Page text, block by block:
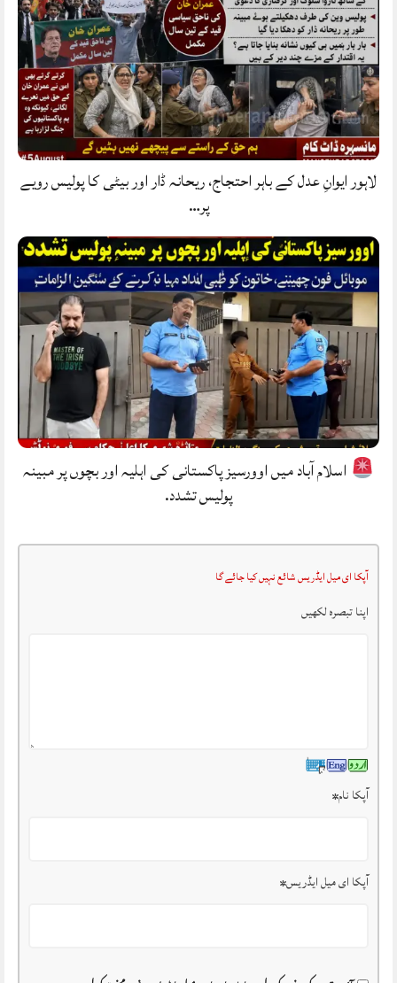
لاہور ایوانِ عدل کے باہر احتجاج، ریحانہ ڈار اور بیٹی کا پولیس رویے
پر…
اسلام آباد میں اوورسیز پاکستانی کی اہلیہ اور بچوں پر مبینہ
پولیس تشدد.
آپکا ای میل ایڈریس شائع نہیں کیا جائے گا
اپنا تبصرہ لکھیں
آپکا نام*
آپکا ای میل ایڈریس*